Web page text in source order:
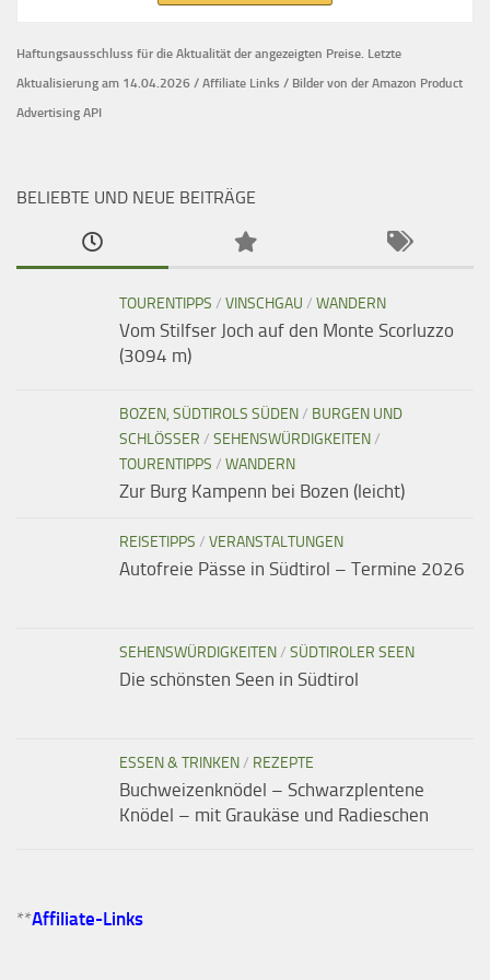
Haftungsausschluss für die Aktualität der angezeigten Preise. Letzte
Aktualisierung am 14.04.2026 / Affiliate Links / Bilder von der Amazon Product
Advertising API
BELIEBTE UND NEUE BEITRÄGE
TOURENTIPPS / VINSCHGAU / WANDERN
Vom Stilfser Joch auf den Monte Scorluzzo
(3094 m)
BOZEN, SÜDTIROLS SÜDEN/ BURGEN UND
SCHLÖSSER / SEHENSWÜRDIGKEITEN/
TOURENTIPPS / WANDERN
Zur Burg Kampenn bei Bozen (leicht)
REISETIPPS / VERANSTALTUNGEN
Autofreie Pässe in Südtirol – Termine 2026
SEHENSWÜRDIGKEITEN/ SÜDTIROLER SEEN
Die schönsten Seen in Südtirol
ESSEN & TRINKEN/ REZEPTE
Buchweizenknödel – Schwarzplentene
Knödel – mit Graukäse und Radieschen
**Affiliate-Links